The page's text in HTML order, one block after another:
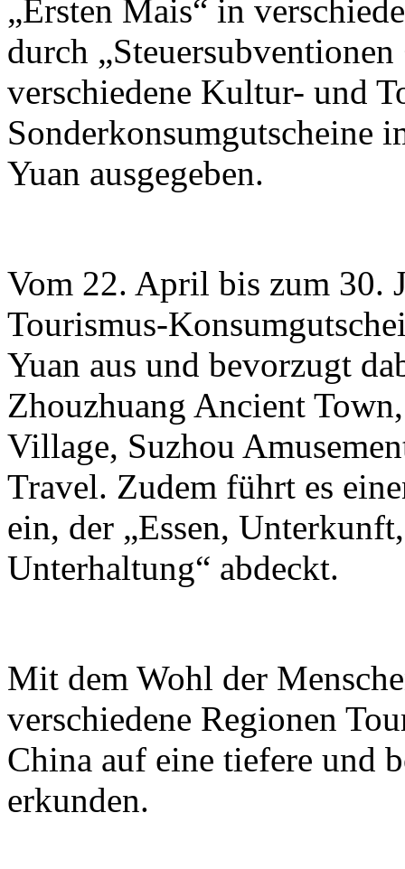
„Ersten Mais“ in
durch
verschiedene Kultur- und
Sonderkonsumgutscheine
Yuan ausgegeben.
Vom 22. April bis zum 30.
Tourismus-
Yuan aus und bevorzugt
Zhouzhuang Ancient
Village, Suzhou
Travel. Zudem führt es
ein, der „Essen,
Unterhaltung“ abdeckt.
Mit dem Wohl der
verschiedene Regionen
China auf eine tiefere und
erkunden.